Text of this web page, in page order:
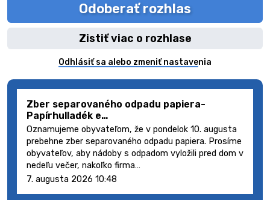
Odoberať rozhlas
Zistiť viac o rozhlase
Odhlásiť sa alebo zmeniť nastavenia
Zber separovaného odpadu papiera-
Papírhulladék e…
Oznamujeme obyvateľom, že v pondelok 10. augusta
prebehne zber separovaného odpadu papiera. Prosíme
obyvateľov, aby nádoby s odpadom vyložili pred dom v
nedeľu večer, nakoľko firma…
7. augusta 2026 10:48